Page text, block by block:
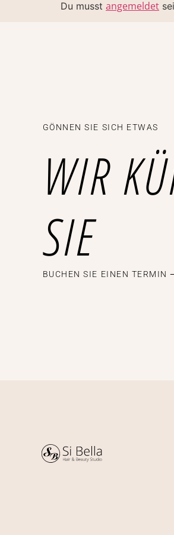
Du musst angemeldet
GÖNNEN SIE SICH ETWAS
WIR
SIE
BUCHEN SIE EINEN